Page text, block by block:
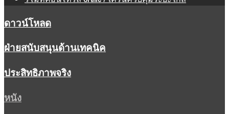
ดาวน์โหลด
ฝ่ายสนับสนุนด้านเทคนิค
ประสิทธิภาพจริง
หนัง